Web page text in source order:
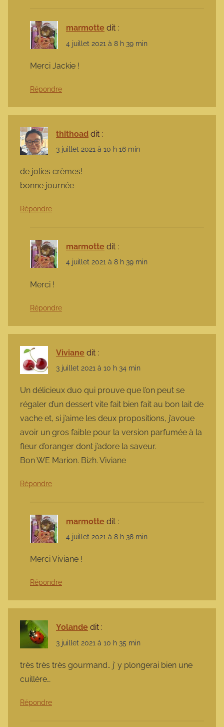
marmotte dit :
4 juillet 2021 à 8 h 39 min
Merci Jackie !
Répondre
thithoad dit :
3 juillet 2021 à 10 h 16 min
de jolies crèmes!
bonne journée
Répondre
marmotte dit :
4 juillet 2021 à 8 h 39 min
Merci !
Répondre
Viviane dit :
3 juillet 2021 à 10 h 34 min
Un délicieux duo qui prouve que l’on peut se
régaler d’un dessert vite fait bien fait au bon lait de
vache et, si j’aime les deux propositions, j’avoue
avoir un gros faible pour la version parfumée à la
fleur d’oranger dont j’adore la saveur.
Bon WE Marion. Bizh. Viviane
Répondre
marmotte dit :
4 juillet 2021 à 8 h 38 min
Merci Viviane !
Répondre
Yolande dit :
3 juillet 2021 à 10 h 35 min
très très très gourmand.. j’ y plongerai bien une
cuillère…
Répondre